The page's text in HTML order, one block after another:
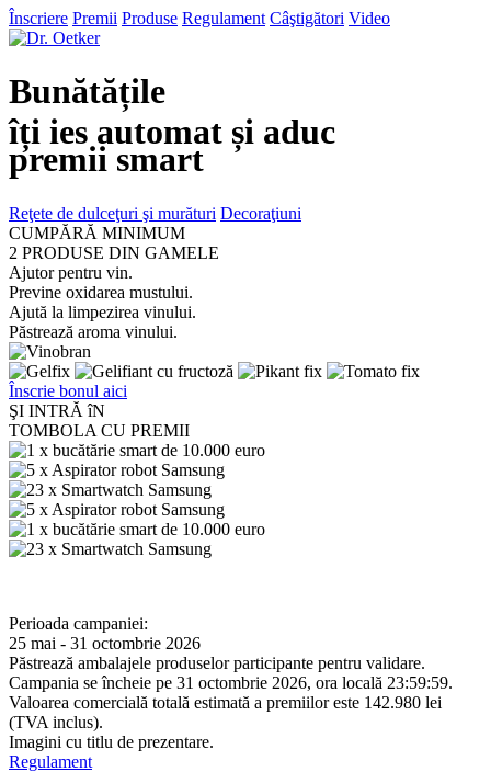
Înscriere Premii Produse Regulament Câştigători Video
Bunătățile
îți ies automat și aduc
premii smart
Reţete de dulceţuri şi murături Decoraţiuni
CUMPĂRĂ MINIMUM
2 PRODUSE DIN GAMELE
Ajutor pentru vin.
Previne oxidarea mustului.
Ajută la limpezirea vinului.
Păstrează aroma vinului.
Înscrie bonul aici
ŞI INTRĂ îN
TOMBOLA CU PREMII
Perioada campaniei:
25 mai - 31 octombrie 2026
Păstrează ambalajele produselor participante pentru validare.
Campania se încheie pe 31 octombrie 2026, ora locală 23:59:59.
Valoarea comercială totală estimată a premiilor este 142.980 lei
(TVA inclus).
Imagini cu titlu de prezentare.
Regulament